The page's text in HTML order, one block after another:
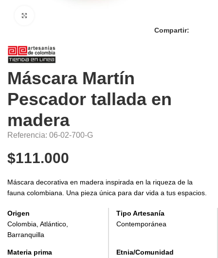
Máscara Martín
Pescador tallada en
madera
Referencia: 06-02-700-G
$111.000
Máscara decorativa en madera inspirada en la riqueza de la
fauna colombiana. Una pieza única para dar vida a tus espacios.
Origen
Colombia, Atlántico,
Barranquilla
Materia prima
Tipo Artesanía
Contemporánea
Etnia/Comunidad
Compartir: